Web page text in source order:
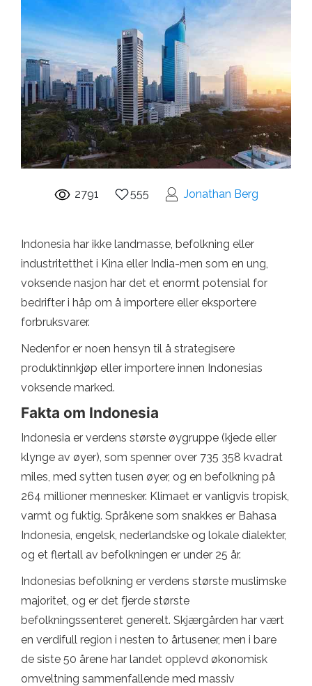
2791 555 Jonathan Berg
Indonesia har ikke landmasse, befolkning eller
industritetthet i Kina eller India-men som en ung,
voksende nasjon har det et enormt potensial for
bedrifter i håp om å importere eller eksportere
forbruksvarer.
Nedenfor er noen hensyn til å strategisere
produktinnkjøp eller importere innen Indonesias
voksende marked.
Fakta om Indonesia
Indonesia er verdens største øygruppe (kjede eller
klynge av øyer), som spenner over 735 358 kvadrat
miles, med sytten tusen øyer, og en befolkning på
264 millioner mennesker. Klimaet er vanligvis tropisk,
varmt og fuktig. Språkene som snakkes er Bahasa
Indonesia, engelsk, nederlandske og lokale dialekter,
og et flertall av befolkningen er under 25 år.
Indonesias befolkning er verdens største muslimske
majoritet, og er det fjerde største
befolkningssenteret generelt. Skjærgården har vært
en verdifull region i nesten to årtusener, men i bare
de siste 50 årene har landet opplevd økonomisk
omveltning sammenfallende med massiv